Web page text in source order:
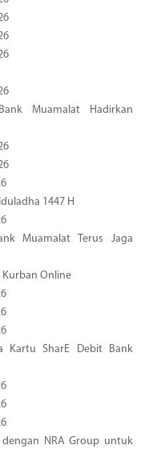
Muamalat Hadirkan
1447 H
Muamalat Terus Jaga
Kurban Online
Kartu SharE Debit Bank
dengan NRA Group untuk